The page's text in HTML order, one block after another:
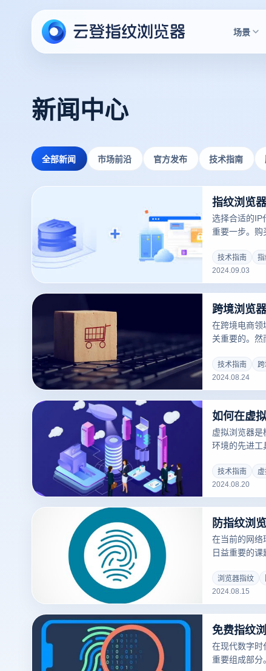
场景
新闻中心
全部新闻 市场前沿 官方发布 技术指南
选择合适的IP
重要一步。购
外，市场上
些是最好的呢
览器代理ip多
技术指南
2024.09.03
跨境浏览
在跨境电商领
关重要的。
为许多从业
览器作为一种
员、网络爬虫
相关风险。本
跨境电商领
技术指南
2024.08.24
虚拟浏览器
环境的先进工
管理，因为
址。本文将帮
并指导您如何
技术指南
2024.08.20
在当前的网
日益重要的
这种信息的
现其宣称的功
工作原理，评
浏览器指纹
2024.08.15
免费指纹
在现代数字时
重要组成部分